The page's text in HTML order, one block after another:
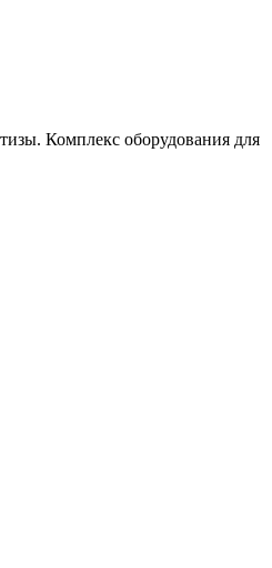
Комплекс оборудования для